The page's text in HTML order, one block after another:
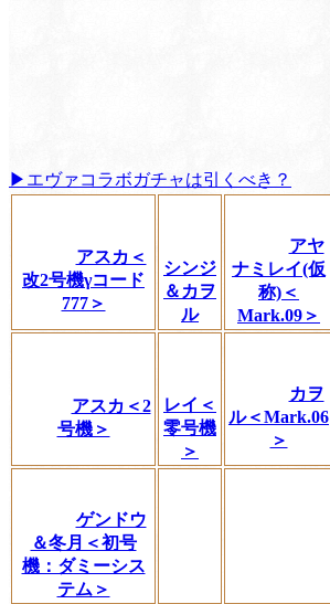
▶エヴァコラボガチャは引くべき？
アスカ＜
改2号機γコード
777＞
シンジ
＆カヲ
ル
アヤ
ナミレイ(仮
称)＜
Mark.09＞
アスカ＜2
号機＞
レイ＜
零号機
＞
カヲ
ル＜Mark.06
＞
ゲンドウ
＆冬月＜初号
機：ダミーシス
テム＞